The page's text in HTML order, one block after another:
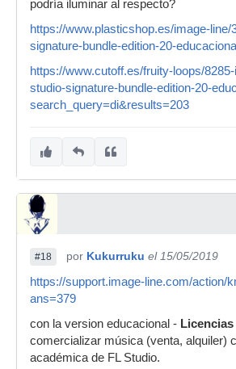
podría iluminar al respecto?
https://www.plasticshop.es/image-line/
signature-bundle-edition-20-
https://www.cutoff.es/fruity-loops/
studio-signature-bundle-edition-20-
search_query=di&results=203
#18 por Kukurruku el 15/05/2019
https://support.image-line.com/action/
ans=379
con la version educacional - Licencias
comercializar música (venta, alquiler)
académica de FL Studio.